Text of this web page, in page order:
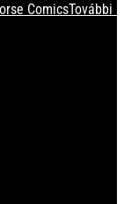
ComicsTovábbi